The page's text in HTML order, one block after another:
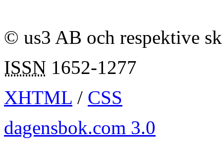
© us3 AB och respektive
ISSN 1652-1277
XHTML / CSS
dagensbok.com 3.0